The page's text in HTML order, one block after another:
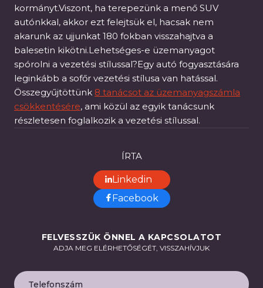
ÍRTA
Linkedin
Facebook
kormányt.Viszont, ha terepezünk a menő SUV
autónkkal, akkor ezt felejtsük el, hacsak nem
akarunk az ujjunkat 180 fokban visszahajtva a
balesetin kikötni.Lehetséges-e üzemanyagot
spórolni a vezetési stílussal?Egy autó fogyasztására
leginkább a sofőr vezetési stílusa van hatással.
Összegyűjtöttünk 8 tanácsot az üzemanyagszámla
csökkentésére, ami közül az egyik tanácsunk
részletesen foglalkozik a vezetési stílussal.
FELVESSZÜK ÖNNEL A KAPCSOLATOT
ADJA MEG ELÉRHETŐSÉGÉT, VISSZAHÍVJUK